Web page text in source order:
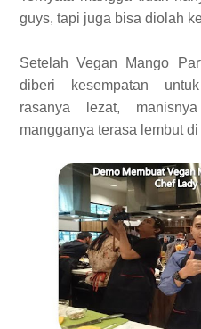
guys, tapi juga bisa diolah
Setelah Vegan Mango
diberi kesempatan
rasanya lezat,
mangganya terasa lembut di